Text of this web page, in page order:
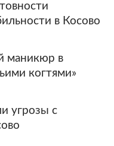
в Косово
маникюр в
когтями»
угрозы с